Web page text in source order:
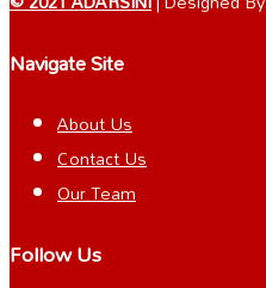
Navigate Site
About Us
Contact Us
Our Team
Follow Us